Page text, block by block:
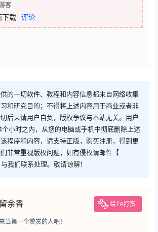
客
下载 评论
的一切软件、教程和内容信息都来自网络收集
和研究目的；不得将上述内容用于商业或者非
后果请用户自负，版权争议与本站无关。用户
小时之内，从您的电脑或手机中彻底删除上述
程序和内容，请支持正版，购买注册，得到更
非常重视版权问题，如有侵权请邮件【
我们联系处理。敬请谅解！
余香 给TA打赏
当第一个赞赏的人吧！